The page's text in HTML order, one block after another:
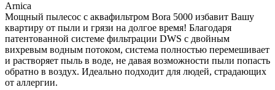
Arnica
Мощный пылесос с аквафильтром Bora 5000 избавит Вашу
квартиру от пыли и грязи на долгое время! Благодаря
патентованной системе фильтрации DWS с двойным
вихревым водным потоком, система полностью перемешивает
и растворяет пыль в воде, не давая возможности пыли попасть
обратно в воздух. Идеально подходит для людей, страдающих
от аллергии.